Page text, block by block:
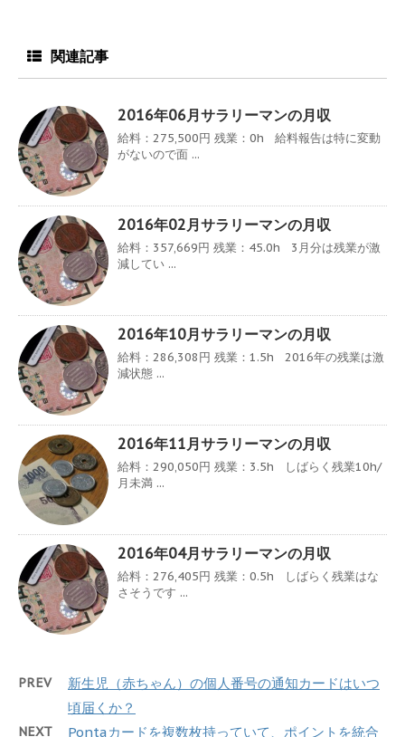
関連記事
2016年06月サラリーマンの月収
給料：275,500円 残業：0h 給料報告は特に変動
がないので面 ...
2016年02月サラリーマンの月収
給料：357,669円 残業：45.0h 3月分は残業が激
減してい ...
2016年10月サラリーマンの月収
給料：286,308円 残業：1.5h 2016年の残業は激
減状態 ...
2016年11月サラリーマンの月収
給料：290,050円 残業：3.5h しばらく残業10h/
月未満 ...
2016年04月サラリーマンの月収
給料：276,405円 残業：0.5h しばらく残業はな
さそうです ...
PREV
新生児（赤ちゃん）の個人番号の通知カードはいつ
頃届くか？
NEXT Pontaカードを複数枚持っていて、ポイントを統合